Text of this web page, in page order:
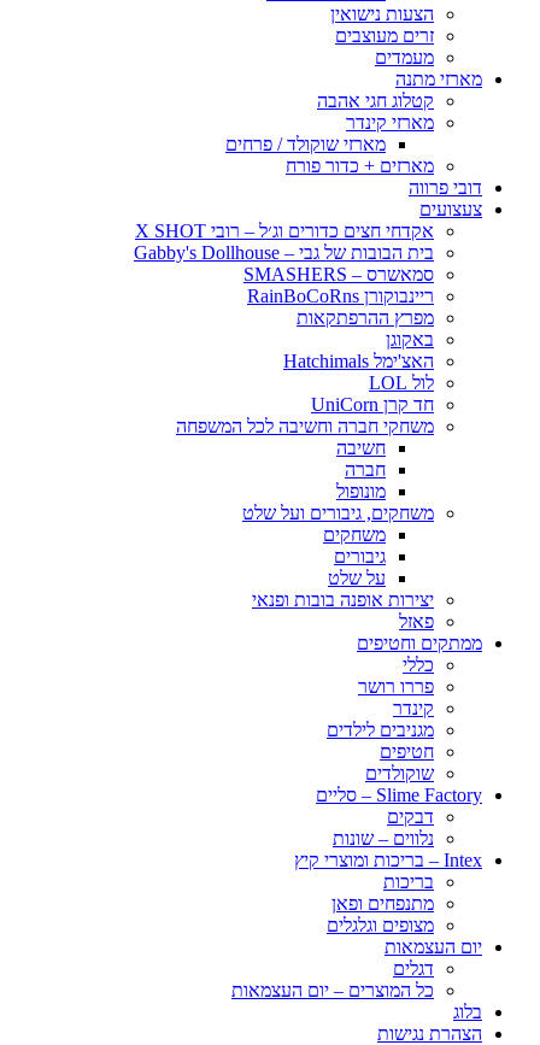
הצעות נישואין
זרים מעוצבים
מעמדים
מארזי מתנה
קטלוג חגי אהבה
מארזי קינדר
מארזי שוקולד / פרחים
מארזים + כדור פורח
דובי פרווה
צעצועים
אקדחי חצים כדורים וג׳ל – רובי X SHOT
בית הבובות של גבי – Gabby's Dollhouse
סמאשרס – SMASHERS
ריינבוקורן RainBoCoRns
מפרץ ההרפתקאות
באקוגן
האצ'ימל Hatchimals
לול LOL
חד קרן UniCorn
משחקי חברה וחשיבה לכל המשפחה
חשיבה
חברה
מונופול
משחקים, גיבורים ועל שלט
משחקים
גיבורים
על שלט
יצירות אופנה בובות ופנאי
פאזל
ממתקים וחטיפים
כללי
פררו רושר
קינדר
מגניבים לילדים
חטיפים
שוקולדים
Slime Factory – סליים
דבקים
נלווים – שונות
Intex – בריכות ומוצרי קיץ
בריכות
מתנפחים ופאן
מצופים וגלגלים
יום העצמאות
דגלים
כל המוצרים – יום העצמאות
בלוג
הצהרת נגישות